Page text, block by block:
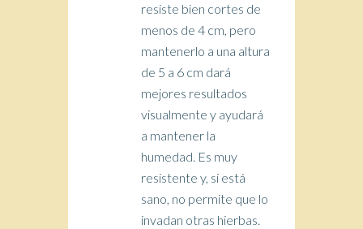
resiste bien cortes de
menos de 4 cm, pero
mantenerlo a una altura
de 5 a 6 cm dará
mejores resultados
visualmente y ayudará
a mantener la
humedad. Es muy
resistente y, si está
sano, no permite que lo
invadan otras hierbas.